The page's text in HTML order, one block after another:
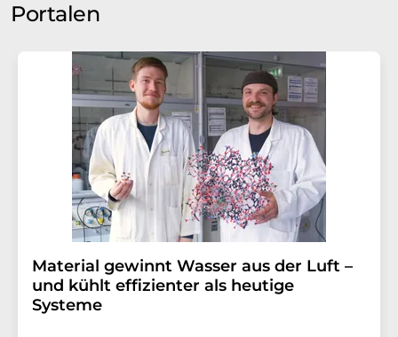
Portalen
Material gewinnt Wasser aus der Luft –
und kühlt effizienter als heutige
Systeme